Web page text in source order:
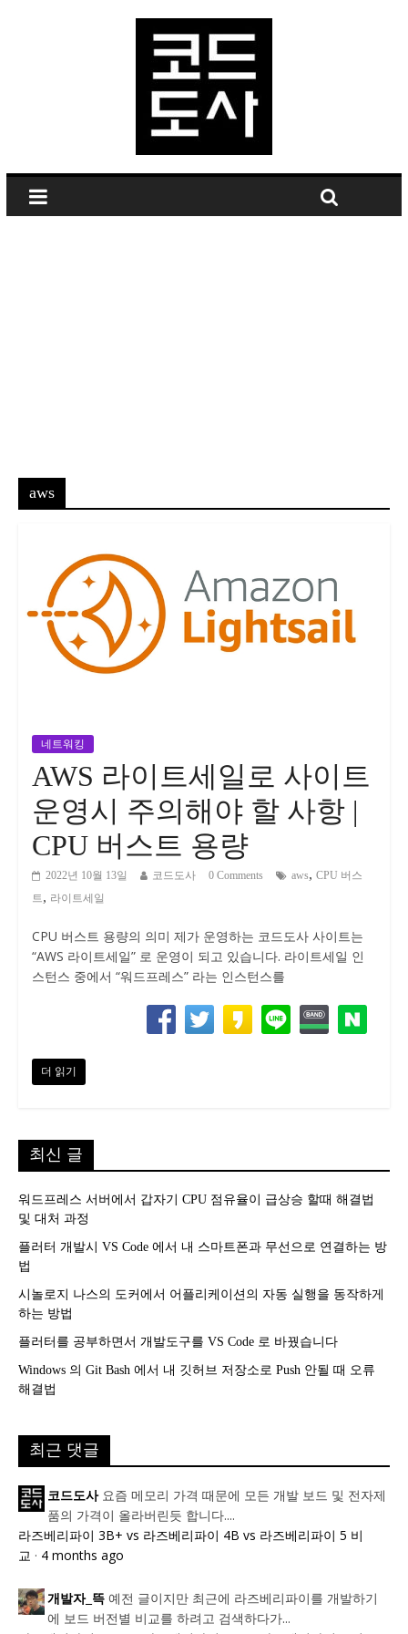
aws
네트워킹
AWS 라이트세일로 사이트
운영시 주의해야 할 사항 |
CPU 버스트 용량
2022년 10월 13일 코드도사 0 Comments aws, CPU 버스
트 , 라이트세일
CPU 버스트 용량의 의미 제가 운영하는 코드도사 사이트는
“AWS 라이트세일” 로 운영이 되고 있습니다. 라이트세일 인
스턴스 중에서 “워드프레스” 라는 인스턴스를
더 읽기
최신 글
워드프레스 서버에서 갑자기 CPU 점유율이 급상승 할때 해결법
및 대처 과정
플러터 개발시 VS Code 에서 내 스마트폰과 무선으로 연결하는 방
법
시놀로지 나스의 도커에서 어플리케이션의 자동 실행을 동작하게
하는 방법
플러터를 공부하면서 개발도구를 VS Code 로 바꿨습니다
Windows 의 Git Bash 에서 내 깃허브 저장소로 Push 안될 때 오류
해결법
최근 댓글
코드도사 요즘 메모리 가격 때문에 모든 개발 보드 및 전자제
품의 가격이 올라버린듯 합니다....
라즈베리파이 3B+ vs 라즈베리파이 4B vs 라즈베리파이 5 비
교 · 4 months ago
개발자_뜩 예전 글이지만 최근에 라즈베리파이를 개발하기
에 보드 버전별 비교를 하려고 검색하다가...